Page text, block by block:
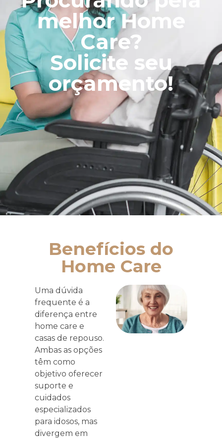
melhor Home
Care?
Solicite seu
orçamento!
Benefícios do
Home Care
Uma dúvida
frequente é a
diferença entre
home care e
casas de repouso.
Ambas as opções
têm como
objetivo oferecer
suporte e
cuidados
especializados
para idosos, mas
divergem em